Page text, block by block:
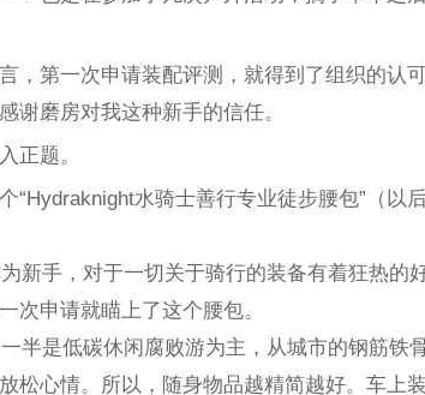
，第一次申请装配评测，就得到了组织的认
谢磨房对我这种新手的信任。
正题。
“Hydraknight水骑士善行专业徒步腰包”（以
新手，对于一切关于骑行的装备有着狂热的
次申请就瞄上了这个腰包。
半是低碳休闲腐败游为主，从城市的钢筋铁
松心情。所以，随身物品越精简越好。车上